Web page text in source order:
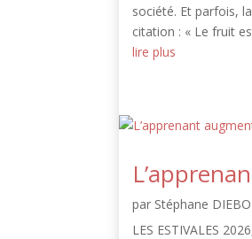
société. Et parfois,
citation : « Le fruit
lire plus
par Stéphane
LES ESTIVALES